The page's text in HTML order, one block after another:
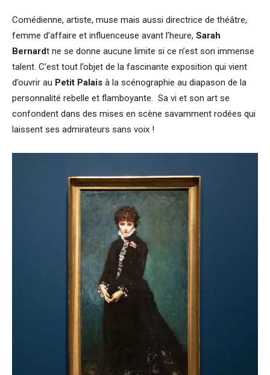
Comédienne, artiste, muse mais aussi directrice de théâtre,
femme d’affaire et influenceuse avant l’heure, Sarah
Bernardt ne se donne aucune limite si ce n’est son immense
talent. C’est tout l’objet de la fascinante exposition qui vient
d’ouvrir au Petit Palais à la scénographie au diapason de la
personnalité rebelle et flamboyante. Sa vi et son art se
confondent dans des mises en scène savamment rodées qui
laissent ses admirateurs sans voix !